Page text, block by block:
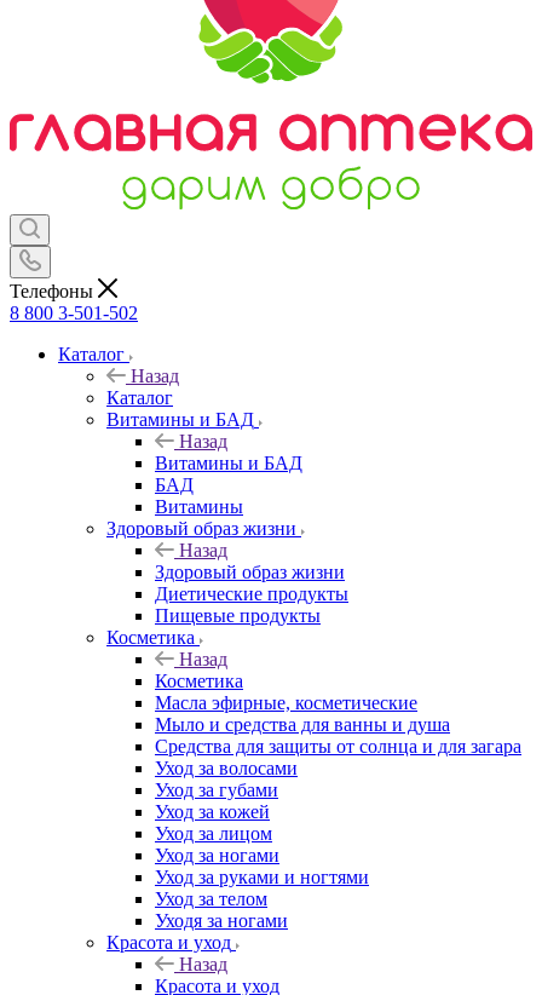
Телефоны
8 800 3-501-502
Каталог
Назад
Каталог
Витамины и БАД
Назад
Витамины и БАД
БАД
Витамины
Здоровый образ жизни
Назад
Здоровый образ жизни
Диетические продукты
Пищевые продукты
Косметика
Назад
Косметика
Масла эфирные, косметические
Мыло и средства для ванны и душа
Средства для защиты от солнца и для загара
Уход за волосами
Уход за губами
Уход за кожей
Уход за лицом
Уход за ногами
Уход за руками и ногтями
Уход за телом
Уходя за ногами
Красота и уход
Назад
Красота и уход